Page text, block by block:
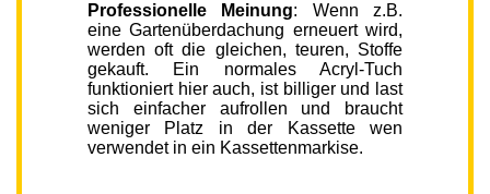
Professionelle Meinung: Wenn z.B.
eine Gartenüberdachung erneuert wird,
werden oft die gleichen, teuren, Stoffe
gekauft. Ein normales Acryl-Tuch
funktioniert hier auch, ist billiger und last
sich einfacher aufrollen und braucht
weniger Platz in der Kassette wen
verwendet in ein Kassettenmarkise.